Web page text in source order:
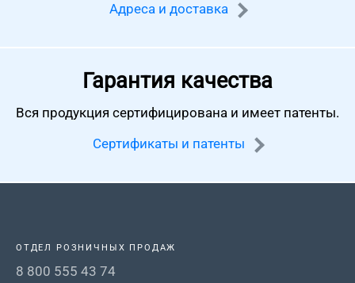
Адреса и доставка
Гарантия качества
Вся продукция сертифицирована и имеет патенты.
Сертификаты и патенты
ОТДЕЛ РОЗНИЧНЫХ ПРОДАЖ
8 800 555 43 74